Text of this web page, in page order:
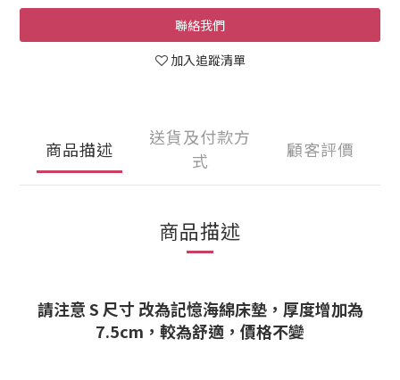
聯絡我們
加入追蹤清單
商品描述
送貨及付款方
式
顧客評價
商品描述
請注意 S 尺寸 改為記憶海綿床墊，厚度增加為
7.5cm，較為舒適，價格不變